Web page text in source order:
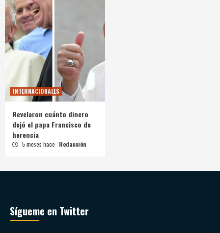
INTERNACIONALES
Revelaron cuánto dinero
dejó el papa Francisco de
herencia
5 meses hace Redacción
Sígueme en Twitter